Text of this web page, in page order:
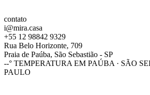
contato
i@mira.casa
+55 12 98842 9329
Rua Belo Horizonte, 709
Praia de Paúba, São Sebastião - SP
--° TEMPERATURA EM PAÚBA · SÃO
PAULO